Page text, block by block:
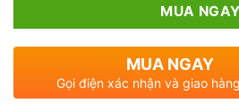
MUA NGAY
MUA NGAY
Gọi điện xác nhận và giao